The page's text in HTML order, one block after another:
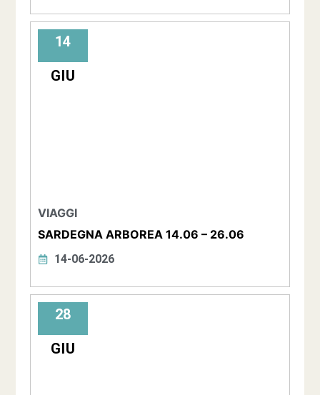
14
GIU
VIAGGI
SARDEGNA ARBOREA 14.06 – 26.06
14-06-2026
28
GIU